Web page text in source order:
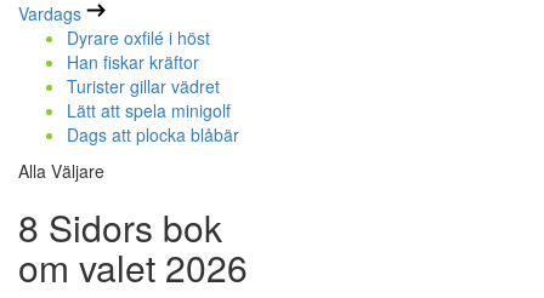
Vardags
Dyrare oxfilé i höst
Han fiskar kräftor
Turister gillar vädret
Lätt att spela minigolf
Dags att plocka blåbär
Alla Väljare
8 Sidors bok
om valet 2026